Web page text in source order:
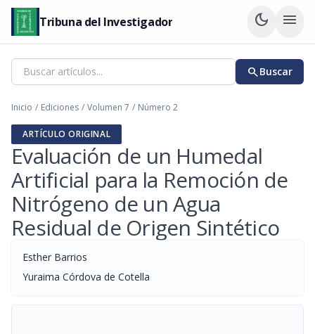
Tribuna del Investigador dark_mode menu
searchBuscar
Inicio / Ediciones / Volumen 7 / Número 2
ARTÍCULO ORIGINAL
Evaluación de un Humedal
Artificial para la Remoción de
Nitrógeno de un Agua
Residual de Origen Sintético
Esther Barrios
Yuraima Córdova de Cotella